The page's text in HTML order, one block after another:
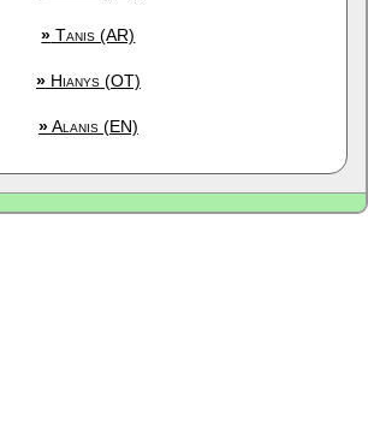
» Tanis (AR)
»Hianys (OT)
»Alanis (EN)